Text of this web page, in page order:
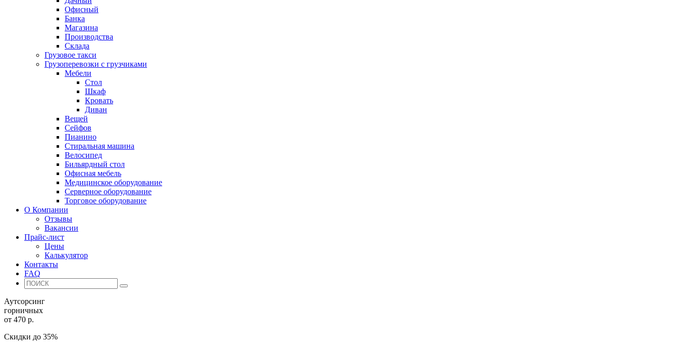
Офисный
Банка
Магазина
Производства
Склада
Грузовое такси
Грузоперевозки с грузчиками
Мебели
Стол
Шкаф
Кровать
Диван
Вещей
Сейфов
Пианино
Стиральная машина
Велосипед
Бильярдный стол
Офисная мебель
Медицинское оборудование
Серверное оборудование
Торговое оборудование
О Компании
Отзывы
Вакансии
Прайс-лист
Цены
Калькулятор
Контакты
FAQ
Аутсорсинг
горничных
от 470 р.
Скидки до 35%